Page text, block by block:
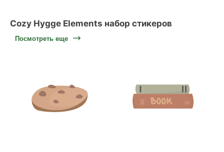
Cozy Hygge Elements набор стикеров
Посмотреть еще